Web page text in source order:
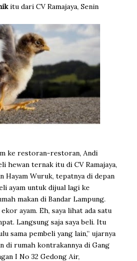
itu dari CV Ramajaya, Senin
ke restoran-restoran, Andi
hewan ternak itu di CV Ramajaya,
Hayam Wuruk, tepatnya di depan
ayam untuk dijual lagi ke
makan di Bandar Lampung.
ayam. Eh, saya lihat ada satu
Langsung saja saya beli. Itu
sama pembeli yang lain,” ujarnya
di rumah kontrakannya di Gang
I No 32 Gedong Air,